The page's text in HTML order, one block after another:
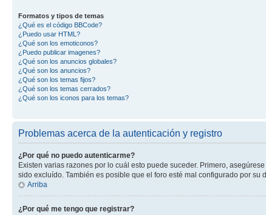
Formatos y tipos de temas
¿Qué es el código BBCode?
¿Puedo usar HTML?
¿Qué son los emoticonos?
¿Puedo publicar imagenes?
¿Qué son los anuncios globales?
¿Qué son los anuncios?
¿Qué son los temas fijos?
¿Qué son los temas cerrados?
¿Qué son los iconos para los temas?
Problemas acerca de la autenticación y registro
¿Por qué no puedo autenticarme?
Existen varias razones por lo cuál esto puede suceder. Primero,
sido excluído. También es posible que el foro esté mal configurado por
Arriba
¿Por qué me tengo que registrar?